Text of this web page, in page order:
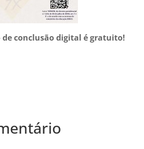
de conclusão digital é gratuito!